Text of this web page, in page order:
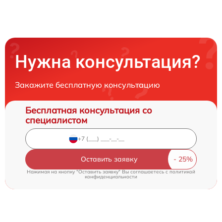
Нужна консультация?
Закажите бесплатную консультацию
Бесплатная консультация со
специалистом
Оставить заявку
Нажимая на кнопку "Оставить заявку" Вы соглашаетесь cполитикой
конфиденциальности